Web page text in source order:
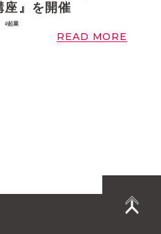
座』を開催
起業
READ MORE